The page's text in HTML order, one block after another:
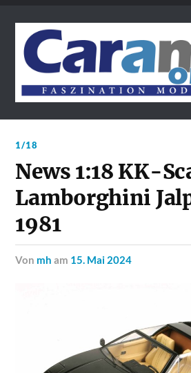
1/18
News 1:18 KK-
Lamborghini
1981
von mh am 15. Mai 2024